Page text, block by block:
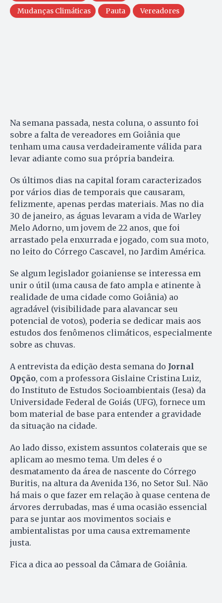
Mudanças Climáticas
Pauta Vereadores
Na semana passada, nesta coluna, o assunto foi
sobre a falta de vereadores em Goiânia que
tenham uma causa verdadeiramente válida para
levar adiante como sua própria bandeira.
Os últimos dias na capital foram caracterizados
por vários dias de temporais que causaram,
felizmente, apenas perdas materiais. Mas no dia
30 de janeiro, as águas levaram a vida de Warley
Melo Adorno, um jovem de 22 anos, que foi
arrastado pela enxurrada e jogado, com sua moto,
no leito do Córrego Cascavel, no Jardim América.
Se algum legislador goianiense se interessa em
unir o útil (uma causa de fato ampla e atinente à
realidade de uma cidade como Goiânia) ao
agradável (visibilidade para alavancar seu
potencial de votos), poderia se dedicar mais aos
estudos dos fenômenos climáticos, especialmente
sobre as chuvas.
A entrevista da edição desta semana do Jornal
Opção, com a professora Gislaine Cristina Luiz,
do Instituto de Estudos Socioambientais (Iesa) da
Universidade Federal de Goiás (UFG), fornece um
bom material de base para entender a gravidade
da situação na cidade.
Ao lado disso, existem assuntos colaterais que se
aplicam ao mesmo tema. Um deles é o
desmatamento da área de nascente do Córrego
Buritis, na altura da Avenida 136, no Setor Sul. Não
há mais o que fazer em relação à quase centena de
árvores derrubadas, mas é uma ocasião essencial
para se juntar aos movimentos sociais e
ambientalistas por uma causa extremamente
justa.
Fica a dica ao pessoal da Câmara de Goiânia.